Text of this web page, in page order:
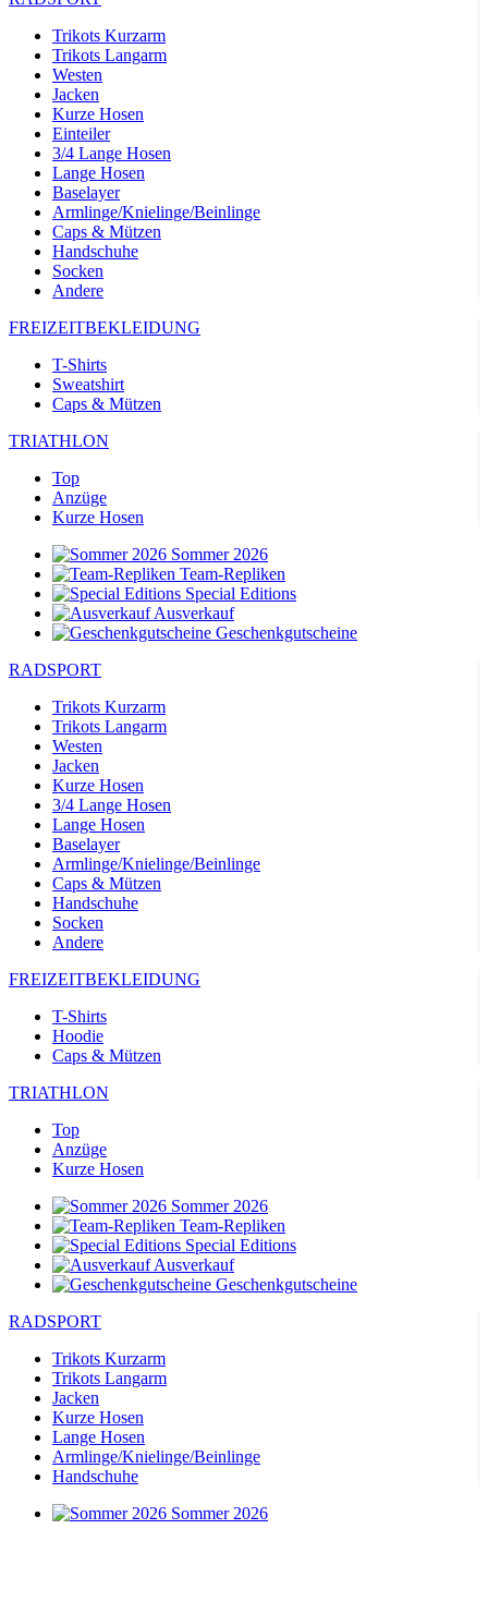
Trikots Kurzarm
Trikots Langarm
Westen
Jacken
Kurze Hosen
Einteiler
3/4 Lange Hosen
Lange Hosen
Baselayer
Armlinge/Knielinge/Beinlinge
Caps & Mützen
Handschuhe
Socken
Andere
FREIZEITBEKLEIDUNG
T-Shirts
Sweatshirt
Caps & Mützen
TRIATHLON
Top
Anzüge
Kurze Hosen
Sommer 2026
Team-Repliken
Special Editions
Ausverkauf
Geschenkgutscheine
RADSPORT
Trikots Kurzarm
Trikots Langarm
Westen
Jacken
Kurze Hosen
3/4 Lange Hosen
Lange Hosen
Baselayer
Armlinge/Knielinge/Beinlinge
Caps & Mützen
Handschuhe
Socken
Andere
FREIZEITBEKLEIDUNG
T-Shirts
Hoodie
Caps & Mützen
TRIATHLON
Top
Anzüge
Kurze Hosen
Sommer 2026
Team-Repliken
Special Editions
Ausverkauf
Geschenkgutscheine
RADSPORT
Trikots Kurzarm
Trikots Langarm
Jacken
Kurze Hosen
Lange Hosen
Armlinge/Knielinge/Beinlinge
Handschuhe
Sommer 2026